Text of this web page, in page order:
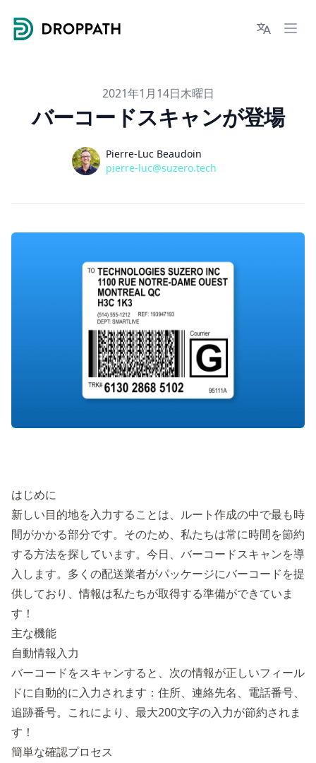
Droppath
Languages
2021年1月14日木曜日
バーコードスキャンが登場
Pierre-Luc Beaudoin
pierre-luc@suzero.tech
pierre-luc@suzero.tech
はじめに
新しい目的地を入力することは、ルート作成の中で最も時
間がかかる部分です。そのため、私たちは常に時間を節約
する方法を探しています。今日、バーコードスキャンを導
入します。多くの配送業者がパッケージにバーコードを提
供しており、情報は私たちが取得する準備ができていま
す！
主な機能
自動情報入力
バーコードをスキャンすると、次の情報が正しいフィール
ドに自動的に入力されます：住所、連絡先名、電話番号、
追跡番号。これにより、最大200文字の入力が節約されま
す！
簡単な確認プロセス